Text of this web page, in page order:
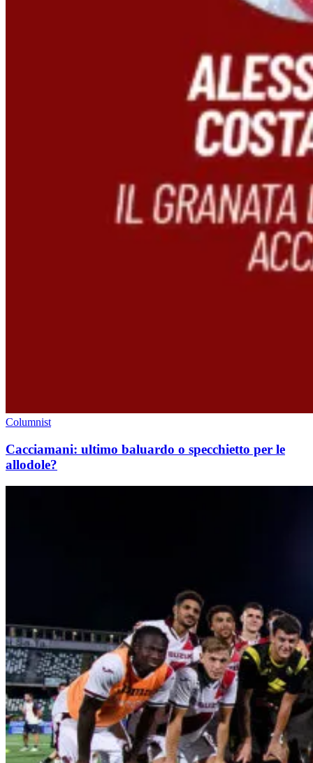
Columnist
Cacciamani: ultimo baluardo o specchietto per le
allodole?